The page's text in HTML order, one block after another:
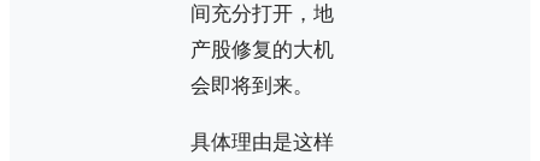
间充分打开，地
产股修复的大机
会即将到来。
具体理由是这样